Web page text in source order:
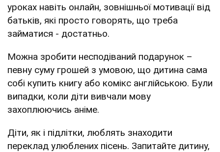
уроках навіть онлайн, зовнішньої мотивації від
батьків, які просто говорять, що треба
займатися - достатньо.
Можна зробити несподіваний подарунок –
певну суму грошей з умовою, що дитина сама
собі купить книгу або комікс англійською. Були
випадки, коли діти вивчали мову
захоплюючись аніме.
Діти, як і підлітки, люблять знаходити
переклад улюблених пісень. Запитайте дитину,